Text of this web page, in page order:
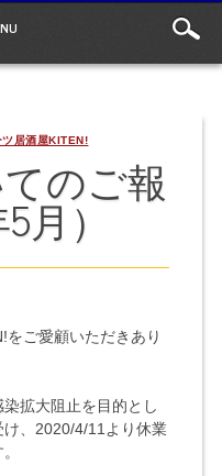
ツ居酒屋KITEN!
のご報
月）
をご愛顧いただきあり
拡大阻止を目的とし
、2020/4/11より休業